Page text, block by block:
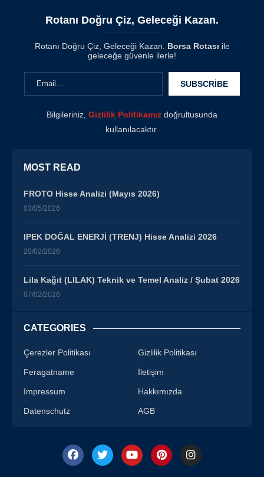
CATEGORIES
Çerezler Politikası Gizlilik Politikası
Feragatname İletişim
Impressum Hakkımızda
Datenschutz AGB
Rotanı Doğru Çiz, Geleceği Kazan.
Rotanı Doğru Çiz, Geleceği Kazan. Borsa Rotası ile
geleceğe güvenle ilerle!
Bilgileriniz, Gizlilik Politikamız doğrultusunda
kullanılacaktır.
MOST READ
FROTO Hisse Analizi (Mayıs 2026)
03/05/2026
IPEK DOĞAL ENERJİ (TRENJ) Hisse Analizi 2026
20/02/2026
Lila Kağıt (LILAK) Teknik ve Temel Analiz / Şubat 2026
07/02/2026